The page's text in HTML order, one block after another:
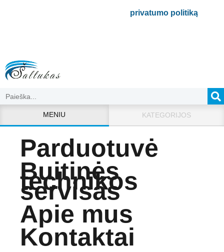
privatumo politiką.
MENIU KATEGORIJOS
Parduotuvė
Buitinės
technikos
servisas
Apie mus
Kontaktai